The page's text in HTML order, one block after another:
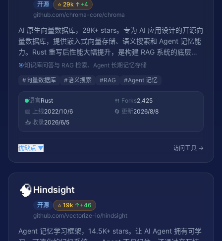
开源 ⭐ 29k ↑+4
github.com/chroma-core/chroma
AI 原生向量数据库，28K+ stars。专为 AI 应用设计的开源向
量数据库，提供嵌入式向量存储、语义搜索和 Agent 记忆能
力。Rust 重写后性能大幅提升，是构建 RAG 系统的底层基
础设施
🎯知识库问答与 RAG 检索、Agent 长期记忆存储
#向量数据库 #语义搜索 #RAG #Agent 记忆
语言Rust 🍴 Forks2,425
📅 上线2022/10/6 🔄 更新2026/8/8
📥 收录2026/6/5
优缺点 ▼ 访问工具 →
🧠Hindsight
开源 ⭐ 19k ↑+46
github.com/vectorize-io/hindsight
Agent 记忆学习框架，14.5K+ stars。让 AI Agent 拥有可学